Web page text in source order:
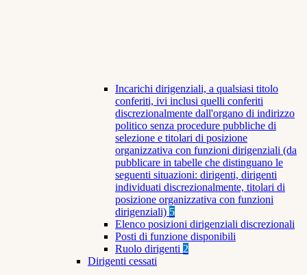
Incarichi dirigenziali, a qualsiasi titolo
conferiti, ivi inclusi quelli conferiti
discrezionalmente dall'organo di indirizzo
politico senza procedure pubbliche di
selezione e titolari di posizione
organizzativa con funzioni dirigenziali (da
pubblicare in tabelle che distinguano le
seguenti situazioni: dirigenti, dirigenti
individuati discrezionalmente, titolari di
posizione organizzativa con funzioni
dirigenziali) 5
Elenco posizioni dirigenziali discrezionali
Posti di funzione disponibili
Ruolo dirigenti 2
Dirigenti cessati